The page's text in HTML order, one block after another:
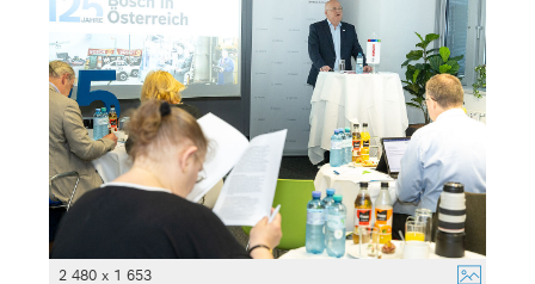
2 480 x 1 653